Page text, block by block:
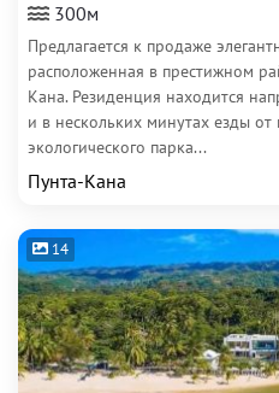
300м
Предлагается к продаже
расположенная в престижном
Кана. Резиденция находится
и в нескольких минутах езды
экологического парка...
Пунта-Кана
14